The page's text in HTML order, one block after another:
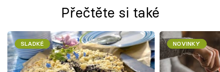
Přečtěte si také
SLADKÉ NOVINKY